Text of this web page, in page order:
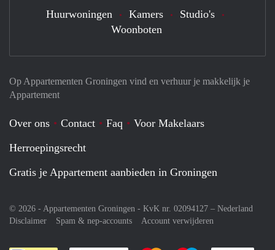
Op Appartementen Groningen vind en verhuur je makkelijk je
Appartement
Over ons Contact Faq
Voor Makelaars
Herroepingsrecht
Gratis je Appartement aanbieden in Groningen
© 2026 - Appartementen Groningen - KvK nr. 02094127 – Nederland
Disclaimer
Spam & nep-accounts Account verwijderen
Huurwoningen Kamers
Studio's
Woonboten